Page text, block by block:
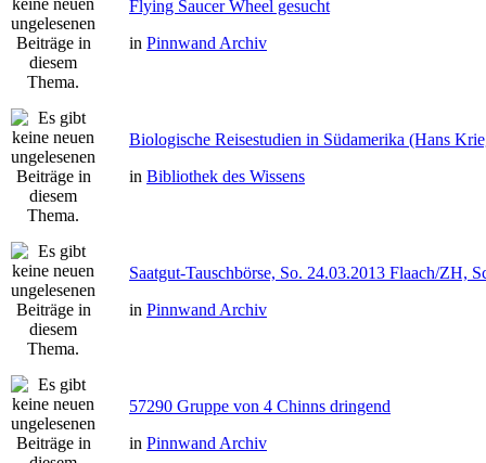
Flying Saucer Wheel gesucht
in Pinnwand Archiv
Biologische Reisestudien in Südamerika (Hans
in Bibliothek des Wissens
Saatgut-Tauschbörse, So. 24.03.2013 Flaach/ZH,
in Pinnwand Archiv
57290 Gruppe von 4 Chinns dringend
in Pinnwand Archiv